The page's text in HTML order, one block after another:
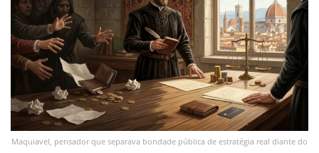
Maquiavel, pensador que separava bondade pública de estratégia real diante do